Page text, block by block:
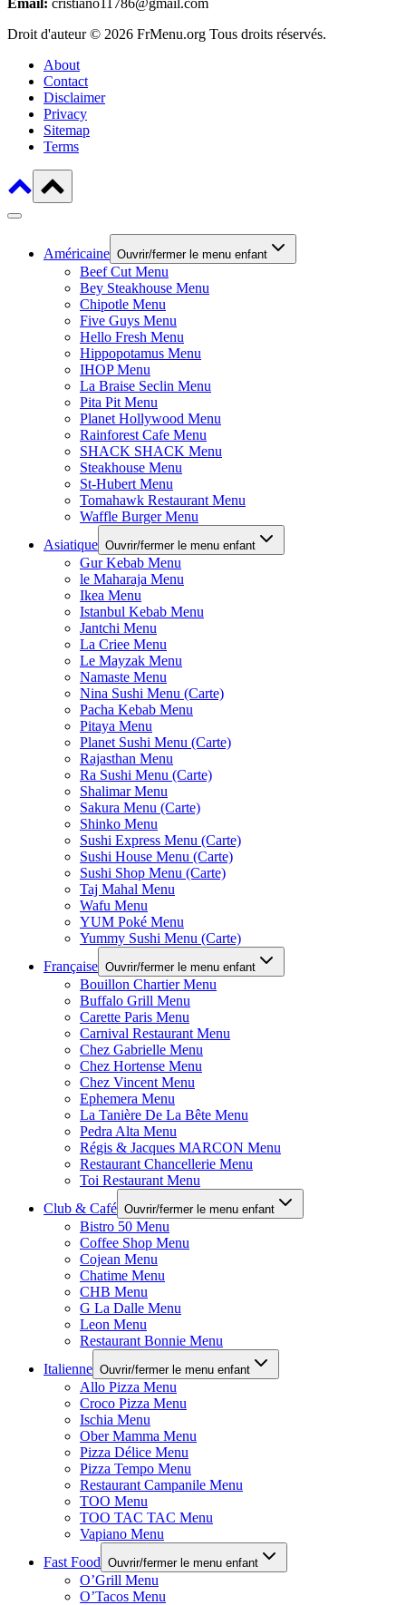
Droit d'auteur © 2026 FrMenu.org Tous droits réservés.
About
Contact
Disclaimer
Privacy
Sitemap
Terms
Américaine Ouvrir/fermer le menu enfant
Beef Cut Menu
Bey Steakhouse Menu
Chipotle Menu
Five Guys Menu
Hello Fresh Menu
Hippopotamus Menu
IHOP Menu
La Braise Seclin Menu
Pita Pit Menu
Planet Hollywood Menu
Rainforest Cafe Menu
SHACK SHACK Menu
Steakhouse Menu
St-Hubert Menu
Tomahawk Restaurant Menu
Waffle Burger Menu
Asiatique Ouvrir/fermer le menu enfant
Gur Kebab Menu
le Maharaja Menu
Ikea Menu
Istanbul Kebab Menu
Jantchi Menu
La Criee Menu
Le Mayzak Menu
Namaste Menu
Nina Sushi Menu (Carte)
Pacha Kebab Menu
Pitaya Menu
Planet Sushi Menu (Carte)
Rajasthan Menu
Ra Sushi Menu (Carte)
Shalimar Menu
Sakura Menu (Carte)
Shinko Menu
Sushi Express Menu (Carte)
Sushi House Menu (Carte)
Sushi Shop Menu (Carte)
Taj Mahal Menu
Wafu Menu
YUM Poké Menu
Yummy Sushi Menu (Carte)
Française Ouvrir/fermer le menu enfant
Bouillon Chartier Menu
Buffalo Grill Menu
Carette Paris Menu
Carnival Restaurant Menu
Chez Gabrielle Menu
Chez Hortense Menu
Chez Vincent Menu
Ephemera Menu
La Tanière De La Bête Menu
Pedra Alta Menu
Régis & Jacques MARCON Menu
Restaurant Chancellerie Menu
Toi Restaurant Menu
Club & Café Ouvrir/fermer le menu enfant
Bistro 50 Menu
Coffee Shop Menu
Cojean Menu
Chatime Menu
CHB Menu
G La Dalle Menu
Leon Menu
Restaurant Bonnie Menu
Italienne Ouvrir/fermer le menu enfant
Allo Pizza Menu
Croco Pizza Menu
Ischia Menu
Ober Mamma Menu
Pizza Délice Menu
Pizza Tempo Menu
Restaurant Campanile Menu
TOO Menu
TOO TAC TAC Menu
Vapiano Menu
Fast Food Ouvrir/fermer le menu enfant
O’Grill Menu
O’Tacos Menu